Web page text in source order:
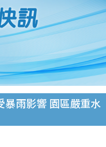
暴雨影響 園區嚴重水